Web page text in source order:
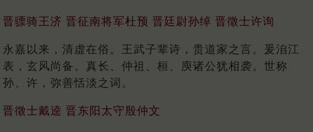
晋骠骑王济 晋征南将军杜预 晋廷尉孙绰 晋徵士许询
永嘉以来，清虚在俗。王武子辈诗，贵道家之言。爰洎江
表，玄风尚备。真长、仲祖、桓、庾诸公犹相袭。世称
孙、许，弥善恬淡之词。
晋徵士戴逵 晋东阳太守殷仲文